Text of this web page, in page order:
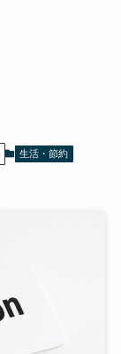
生活・節約